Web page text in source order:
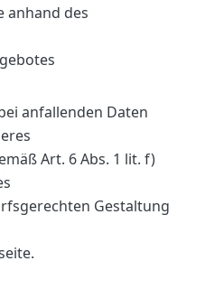
anhand des
anfallenden Daten
Art. 6 Abs. 1 lit. f)
Gestaltung